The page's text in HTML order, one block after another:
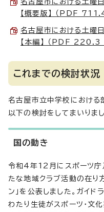
名古屋市における土曜
【概要版】 （PDF
名古屋市における土曜
【本編】 （PDF 220.3
これまでの検討状況
名古屋市立中学校における
以下の検討をしてまいりまし
国の動き
令和4年12月にスポーツ庁
たな地域クラブ活動の在り
ン」を公表しました。ガイド
わたり生徒がスポーツ・文